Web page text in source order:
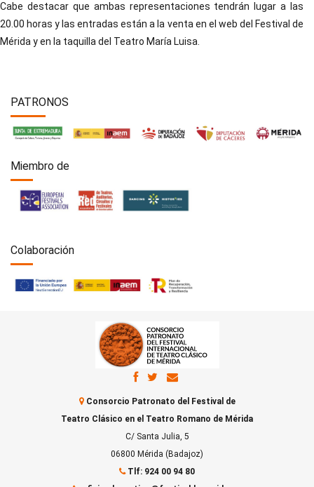
Cabe destacar que ambas representaciones tendrán lugar a las
20.00 horas y las entradas están a la venta en el web del Festival de
Mérida y en la taquilla del Teatro María Luisa.
PATRONOS
Miembro de
Colaboración
Consorcio Patronato del Festival de
Teatro Clásico en el Teatro Romano de Mérida
C/ Santa Julia, 5
06800 Mérida (Badajoz)
Tlf: 924 00 94 80